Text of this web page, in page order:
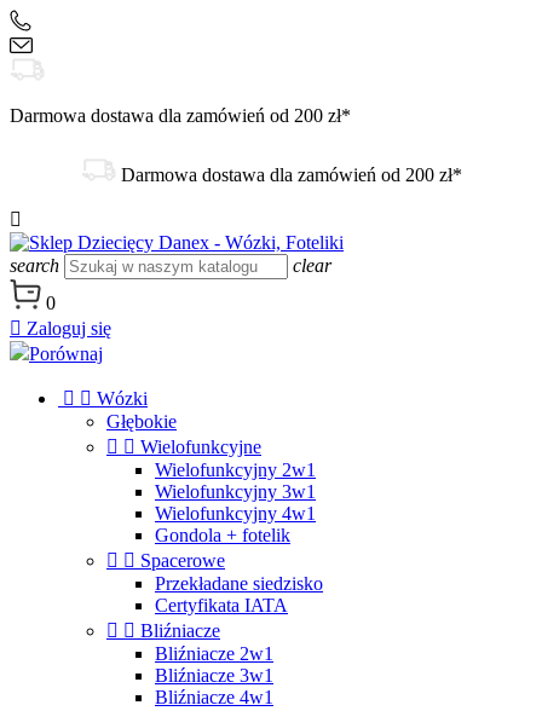
Darmowa dostawa dla zamówień od 200 zł*
Darmowa dostawa dla zamówień od 200 zł*

search
clear
0
 Zaloguj się
Porównaj
  Wózki
Głębokie
  Wielofunkcyjne
Wielofunkcyjny 2w1
Wielofunkcyjny 3w1
Wielofunkcyjny 4w1
Gondola + fotelik
  Spacerowe
Przekładane siedzisko
Certyfikata IATA
  Bliźniacze
Bliźniacze 2w1
Bliźniacze 3w1
Bliźniacze 4w1